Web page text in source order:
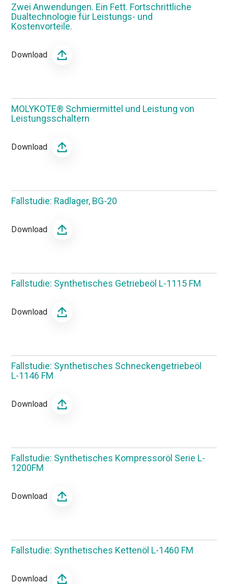
Zwei Anwendungen. Ein Fett. Fortschrittliche
Dualtechnologie für Leistungs- und
Kostenvorteile.
Download
MOLYKOTE® Schmiermittel und Leistung von
Leistungsschaltern
Download
Fallstudie: Radlager, BG-20
Download
Fallstudie: Synthetisches Getriebeöl L-1115 FM
Download
Fallstudie: Synthetisches Schneckengetriebeöl
L-1146 FM
Download
Fallstudie: Synthetisches Kompressoröl Serie L-
1200FM
Download
Fallstudie: Synthetisches Kettenöl L-1460 FM
Download